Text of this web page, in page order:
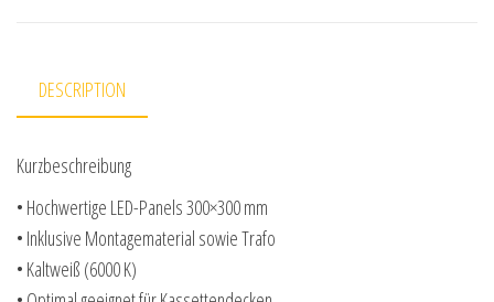
DESCRIPTION
Kurzbeschreibung
• Hochwertige LED-Panels 300×300 mm
• Inklusive Montagematerial sowie Trafo
• Kaltweiß (6000 K)